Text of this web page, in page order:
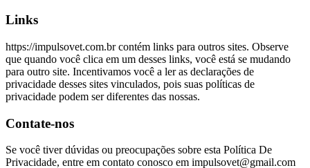
Links
https://impulsovet.com.br contém links para outros sites. Observe
que quando você clica em um desses links, você está se mudando
para outro site. Incentivamos você a ler as declarações de
privacidade desses sites vinculados, pois suas políticas de
privacidade podem ser diferentes das nossas.
Contate-nos
Se você tiver dúvidas ou preocupações sobre esta Política De
Privacidade, entre em contato conosco em impulsovet@gmail.com